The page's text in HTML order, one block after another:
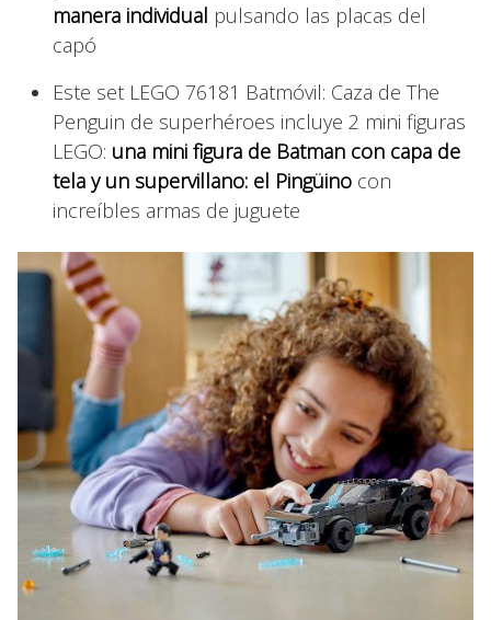
manera individual pulsando las placas del
capó
Este set LEGO 76181 Batmóvil: Caza de The
Penguin de superhéroes incluye 2 mini figuras
LEGO: una mini figura de Batman con capa de
tela y un supervillano: el Pingüino con
increíbles armas de juguete